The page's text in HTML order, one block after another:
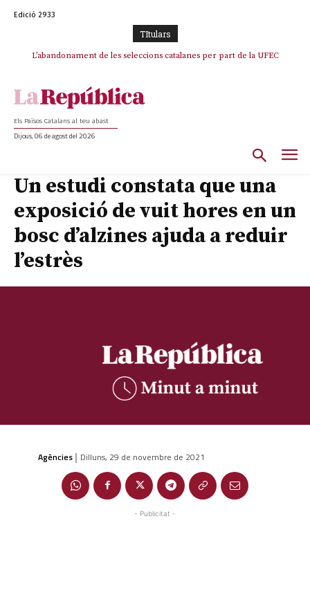
Edició 2933
TItulars
L’abandonament de les seleccions catalanes per part de la UFEC
Els Països Catalans al teu abast
Dijous, 06 de agost del 2026
Un estudi constata que una
exposició de vuit hores en un
bosc d’alzines ajuda a reduir
l’estrès
Agències | Dilluns, 29 de novembre de 2021
- Publicitat -